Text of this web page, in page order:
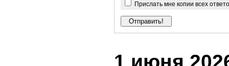
Прислать мне копии всех
1 июня